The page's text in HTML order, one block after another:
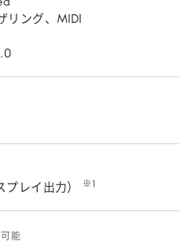
リング、MIDI
レイ出力）
※1
能